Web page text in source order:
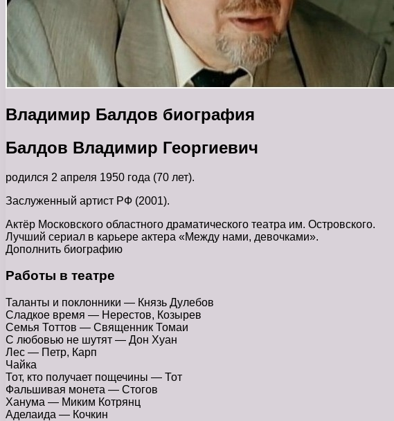
Владимир Балдов биография
Балдов Владимир Георгиевич
родился 2 апреля 1950 года (70 лет).
Заслуженный артист РФ (2001).
Актёр Московского областного драматического театра им. Островского.
Лучший сериал в карьере актера «Между нами, девочками».
Дополнить биографию
Работы в театре
Таланты и поклонники — Князь Дулебов
Сладкое время — Нерестов, Козырев
Семья Тоттов — Священник Томаи
С любовью не шутят — Дон Хуан
Лес — Петр, Карп
Чайка
Тот, кто получает пощечины — Тот
Фальшивая монета — Стогов
Ханума — Миким Котрянц
Аделаида — Кочкин